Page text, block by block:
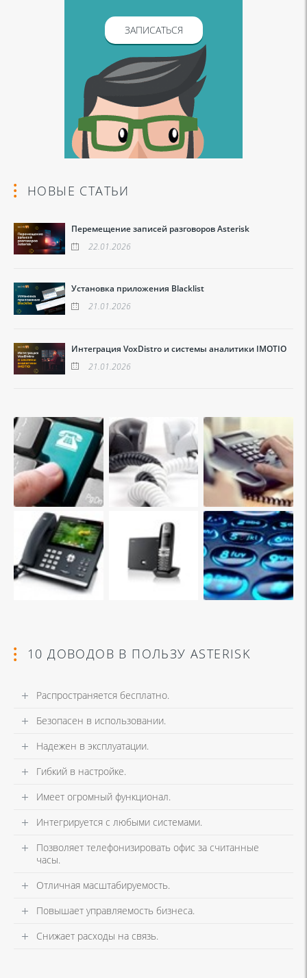
ЗАПИСАТЬСЯ
НОВЫЕ СТАТЬИ
Перемещение записей разговоров Asterisk
22.01.2026
Установка приложения Blacklist
21.01.2026
Интеграция VoxDistro и системы аналитики IMOTIO
21.01.2026
10 ДОВОДОВ В ПОЛЬЗУ ASTERISK
Распространяется бесплатно.
Безопасен в использовании.
Надежен в эксплуатации.
Гибкий в настройке.
Имеет огромный функционал.
Интегрируется с любыми системами.
Позволяет телефонизировать офис за считанные
часы.
Отличная масштабируемость.
Повышает управляемость бизнеса.
Снижает расходы на связь.